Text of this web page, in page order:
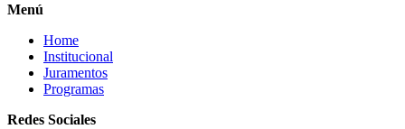
Menú
Home
Institucional
Juramentos
Programas
Redes Sociales